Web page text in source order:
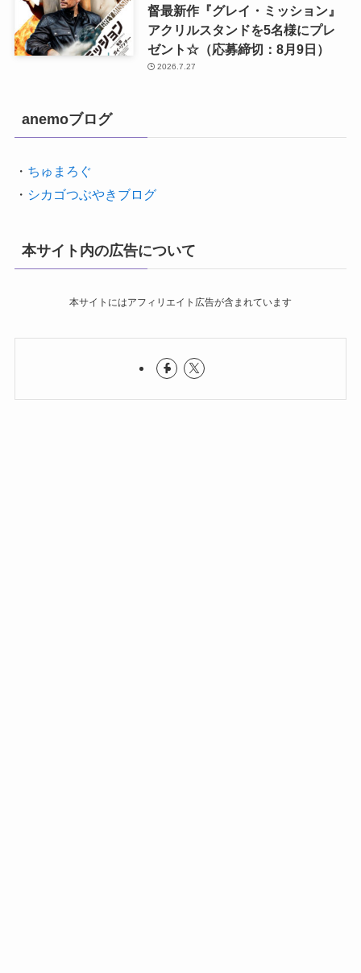
督最新作『グレイ・ミッション』
アクリルスタンドを5名様にプレ
ゼント☆（応募締切：8月9日）
2026.7.27
anemoブログ
・ ちゅまろぐ
・ シカゴつぶやきブログ
本サイト内の広告について
本サイトにはアフィリエイト広告が含まれています